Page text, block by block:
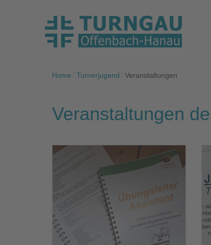
Home Turnerjugend Veranstaltungen
Veranstaltungen